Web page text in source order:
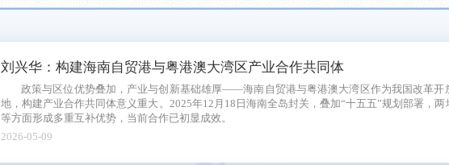
国际研讨会
刘兴华：构建海南自贸港与粤港澳大湾区产业合作共同体
政策与区位优势叠加，产业与创新基础雄厚——海南自贸港与粤港澳大湾区作为我国改革开
地，构建产业合作共同体意义重大。2025年12月18日海南全岛封关，叠加“十五五”规划部署，
等方面形成多重互补优势，当前合作已初显成效。
2026-05-09